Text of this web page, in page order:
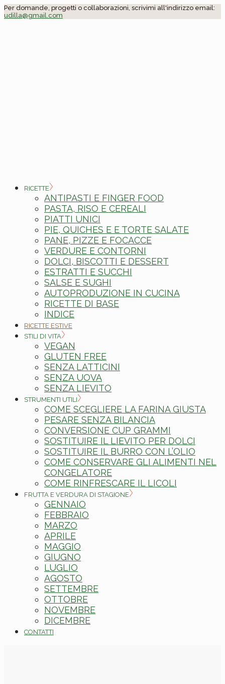
Skip
to
Per domande, progetti o collaborazioni, scrivimi all'indirizzo email:
udilla@gmail.com
RICETTE
ANTIPASTI E FINGER FOOD
PASTA, RISO E CEREALI
PIATTI UNICI
PIE, QUICHES E E TORTE SALATE
PANE, PIZZE E FOCACCE
VERDURE E CONTORNI
DOLCI, BISCOTTI E DESSERT
ESTRATTI E SUCCHI
SALSE E SUGHI
AUTOPRODUZIONE IN CUCINA
RICETTE DI BASE
INDICE
RICETTE ESTIVE
STILI DI VITA
VEGAN
GLUTEN FREE
SENZA LATTICINI
SENZA UOVA
SENZA LIEVITO
STRUMENTI UTILI
COME SCEGLIERE LA FARINA GIUSTA
PESARE SENZA BILANCIA
CONVERSIONE CUP GRAMMI
SOSTITUIRE IL LIEVITO PER DOLCI
SOSTITUIRE IL BURRO CON L’OLIO
COME CONSERVARE GLI ALIMENTI NEL
CONGELATORE
COME RINFRESCARE IL LICOLI
FRUTTA E VERDURA DI STAGIONE
GENNAIO
FEBBRAIO
MARZO
APRILE
MAGGIO
GIUGNO
LUGLIO
AGOSTO
SETTEMBRE
OTTOBRE
NOVEMBRE
DICEMBRE
CONTATTI